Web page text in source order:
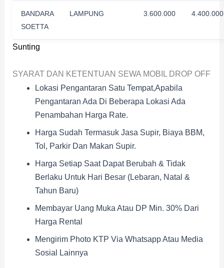
Sunting
BANDARA
SOETTA
LAMPUNG 3.600.000 4.400.000
SYARAT DAN KETENTUAN SEWA MOBIL DROP OFF
Lokasi Pengantaran Satu Tempat,apabila
Pengantaran Ada Di Beberapa Lokasi Ada
Penambahan Harga Rate.
Harga Sudah Termasuk Jasa Supir, Biaya BBM,
Tol, Parkir Dan Makan Supir.
Harga Setiap Saat Dapat Berubah & Tidak
Berlaku Untuk Hari Besar (Lebaran, Natal &
Tahun Baru)
Membayar Uang Muka Atau DP Min. 30% Dari
Harga Rental
Mengirim Photo KTP Via Whatsapp Atau Media
Sosial Lainnya